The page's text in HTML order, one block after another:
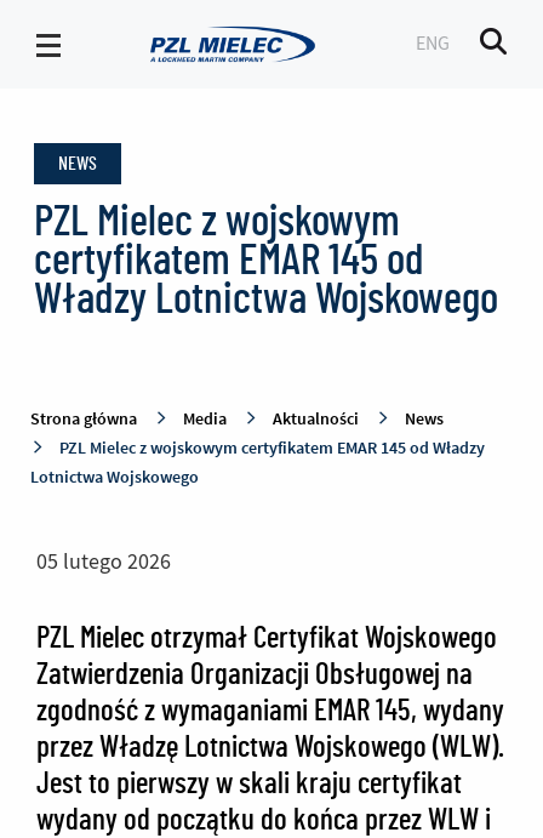
Mielec
ENG
NEWS
PZL Mielec z wojskowym
certyfikatem EMAR 145 od
Władzy Lotnictwa Wojskowego
Strona główna Media Aktualności
News
PZL Mielec z wojskowym certyfikatem EMAR 145 od Władzy
Lotnictwa Wojskowego
05 lutego 2026
PZL Mielec otrzymał Certyfikat Wojskowego
Zatwierdzenia Organizacji Obsługowej na
zgodność z wymaganiami EMAR 145, wydany
przez Władzę Lotnictwa Wojskowego (WLW).
Jest to pierwszy w skali kraju certyfikat
wydany od początku do końca przez WLW i